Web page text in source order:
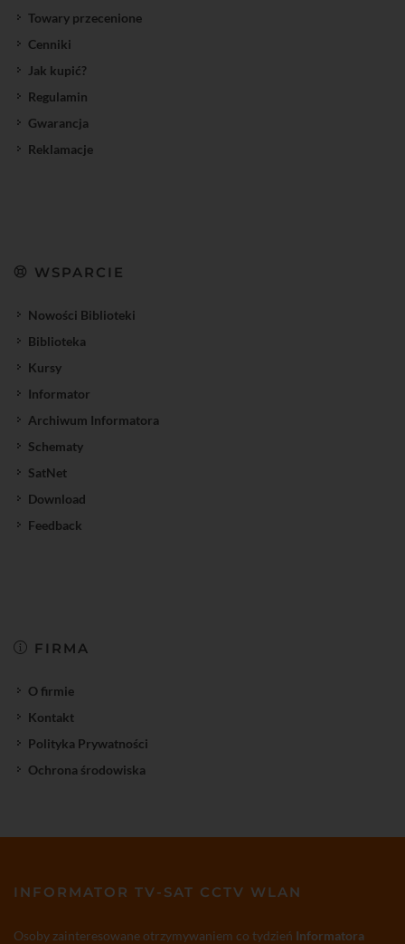
Towary przecenione
Cenniki
Jak kupić?
Regulamin
Gwarancja
Reklamacje
WSPARCIE
Nowości Biblioteki
Biblioteka
Kursy
Informator
Archiwum Informatora
Schematy
SatNet
Download
Feedback
FIRMA
O firmie
Kontakt
Polityka Prywatności
Ochrona środowiska
INFORMATOR TV-SAT CCTV WLAN
Osoby zainteresowane otrzymywaniem co tydzień Informatora